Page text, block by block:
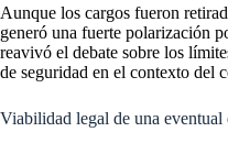
Aunque los cargos fueron
generó una fuerte polarización
reavivó el debate sobre los
de seguridad en el contexto del
Viabilidad legal de una eventual